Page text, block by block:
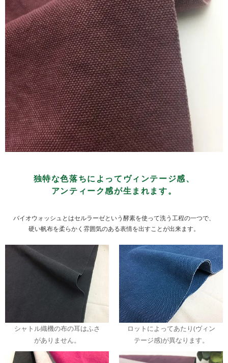
独特な色落ちによってヴィンテージ感、
アンティーク感が生まれます。
バイオウォッシュとはセルラーゼという酵素を使って洗う工程の一つで、
硬い帆布を柔らかく雰囲気のある表情を出すことが出来ます。
シャトル織機の布の耳はふさ
がありません。
ロットによってあたり(ヴィン
テージ感)が異なります。